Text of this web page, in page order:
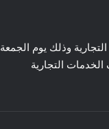
التجارية وذلك يوم الجمعة
الخدمات التجارية